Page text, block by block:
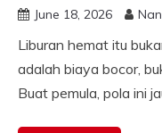
June 18, 2026
Liburan hemat itu
adalah biaya bocor,
Buat pemula, pola ini